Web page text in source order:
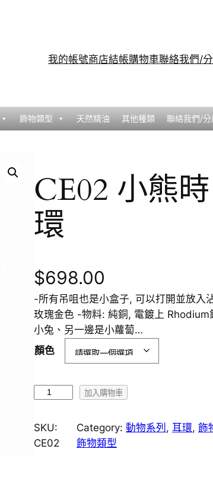
我的帳號商店結帳購物車聯絡我們/
飾物類型 天然精油 其他種類
聯絡我們/分
CE02 小熊
環
$698.00
-所有吊咀也是小盒子, 可以打開並放入
玫瑰金色 -物料: 純銅, 電鍍上
小兔、另一邊是小蘿蔔…
顏色
0
2
加入購物車
SKU:
CE02
Category:動物系列 , 耳環, 飾
飾物類型